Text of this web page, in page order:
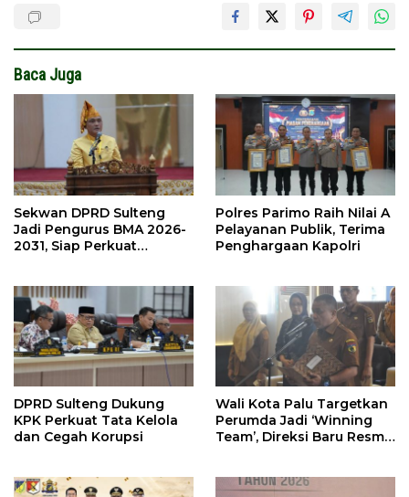
Baca Juga
Sekwan DPRD Sulteng
Jadi Pengurus BMA 2026-
2031, Siap Perkuat
Polres Parimo Raih Nilai A
Pelayanan Publik, Terima
Penghargaan Kapolri
DPRD Sulteng Dukung
KPK Perkuat Tata Kelola
dan Cegah Korupsi
Wali Kota Palu Targetkan
Perumda Jadi ‘Winning
Team’, Direksi Baru Resmi